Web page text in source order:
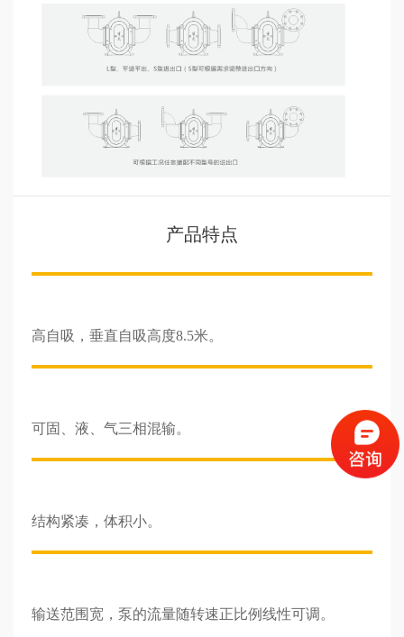
产品特点
高自吸，垂直自吸高度8.5米。
可固、液、气三相混输。
结构紧凑，体积小。
输送范围宽，泵的流量随转速正比例线性可调。